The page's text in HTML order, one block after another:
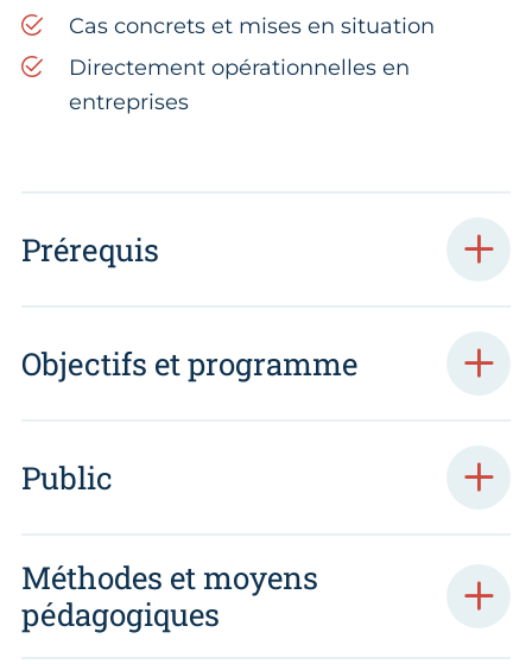
Cas concrets et mises en situation
Directement opérationnelles en
entreprises
Prérequis
Objectifs et programme
Public
Méthodes et moyens
pédagogiques